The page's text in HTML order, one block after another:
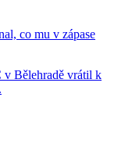
co mu v zápase
v Bělehradě vrátil k